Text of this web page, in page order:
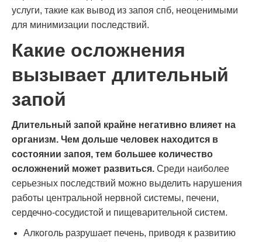
услуги, такие как вывод из запоя спб, неоценимыми
для минимизации последствий.
Какие осложнения
вызывает длительный
запой
Длительный запой крайне негативно влияет на
организм. Чем дольше человек находится в
состоянии запоя, тем большее количество
осложнений может развиться. Среди наиболее
серьезных последствий можно выделить нарушения
работы центральной нервной системы, печени,
сердечно-сосудистой и пищеварительной систем.
Алкоголь разрушает печень, приводя к развитию